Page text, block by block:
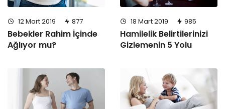
12 Mart 2019 877
Bebekler Rahim İçinde
Ağlıyor mu?
18 Mart 2019 985
Hamilelik Belirtilerinizi
Gizlemenin 5 Yolu